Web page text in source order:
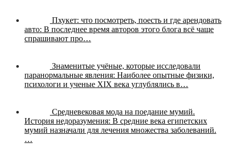
Пхукет: что посмотреть, поесть и где арендовать
авто: В последнее время авторов этого блога всё чаще
спрашивают про…
Знаменитые учёные, которые исследовали
паранормальные явления: Наиболее опытные физики,
психологи и ученые XIX века углублялись в…
Средневековая мода на поедание мумий.
История недоразумения: В средние века египетских
мумий назначали для лечения множества заболеваний.
…